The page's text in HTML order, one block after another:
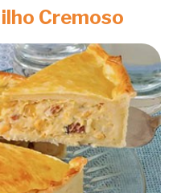
Cremoso